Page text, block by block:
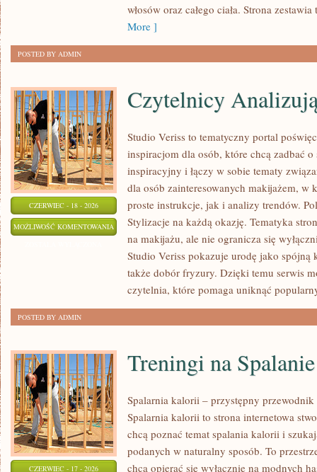
włosów oraz całego ciała. Strona
More ]
POSTED BY ADMIN
CZERWIEC - 18 - 2026
MOŻLIWOŚĆ KOMENTOWANIA CZYTELNICY
ANALIZUJĄ
Czytelnicy
Studio Veriss to tematyczny portal
inspiracjom dla osób, które chcą zadbać
inspiracyjny i łączy w sobie tematy
dla osób zainteresowanych makijażem, w
proste instrukcje, jak i analizy trendów.
Stylizacje na każdą okazję. Tematyka
na makijażu, ale nie ogranicza się
Studio Veriss pokazuje urodę jako
także dobór fryzury. Dzięki temu serwis
czytelnia, które pomaga uniknąć
POSTED BY ADMIN
CZERWIEC - 17 - 2026
Treningi na
Spalarnia kalorii – przystępny
Spalarnia kalorii to strona internetowa
chcą poznać temat spalania kalorii i
podanych w naturalny sposób. To
chcą opierać się wyłącznie na modnych